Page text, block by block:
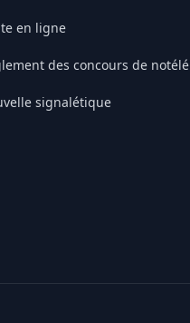
en ligne
des concours de notélé
signalétique